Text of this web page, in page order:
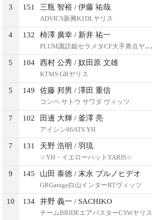
3 151 三瓶 智裕 / 伊藤 祐哉
ADVICS新興K1DLヤリス
4 132 柿澤 廣幸 / 新井 祐一
PLUM諏訪姫セラメタCF大手青点ヤリス
5 104 西村 公秀 / 奴田原 文雄
KTMS GRヤリス
5 149 佐藤 邦男 / 澤田 重信
コンペ サトウ サワダ ヴィッツ
7 102 田邊 大輝 / 釜澤 亮
アイシン86ATS YH
7 131 天野 浩明 / 羽琉
☆YH・イエローハットYARIS☆
9 145 山田 泰徳 / 末永 ブルノヒデオ
GRGarage白山インターRTヴィッツ
10 134 井野 義一 / SACHIKO
チームBRIDEエアバスターCSWヤリス